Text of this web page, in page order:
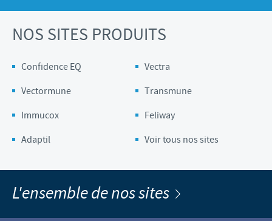
NOS SITES PRODUITS
Confidence EQ
Vectra
Vectormune
Transmune
Immucox
Feliway
Adaptil
Voir tous nos sites
L'ensemble de nos sites